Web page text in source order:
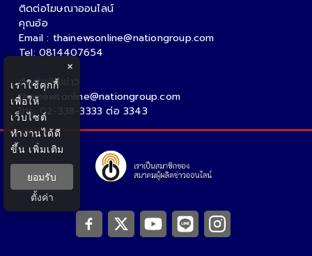
ติดต่อโฆษณาออนไลน์
คุณอ้อ
Email : thainewsonline@nationgroup.com
Tel: 0814407654
ติดต่อฝ่ายข่าว
thainewsonline@nationgroup.com
โทร. 02-338-3333 ต่อ 3343
×
เราใช้คุกกี้
เพื่อให้
เว็บไซต์
ทำงานได้ดี
ขึ้น เพิ่มเติม
ยอมรับ
ตั้งค่า